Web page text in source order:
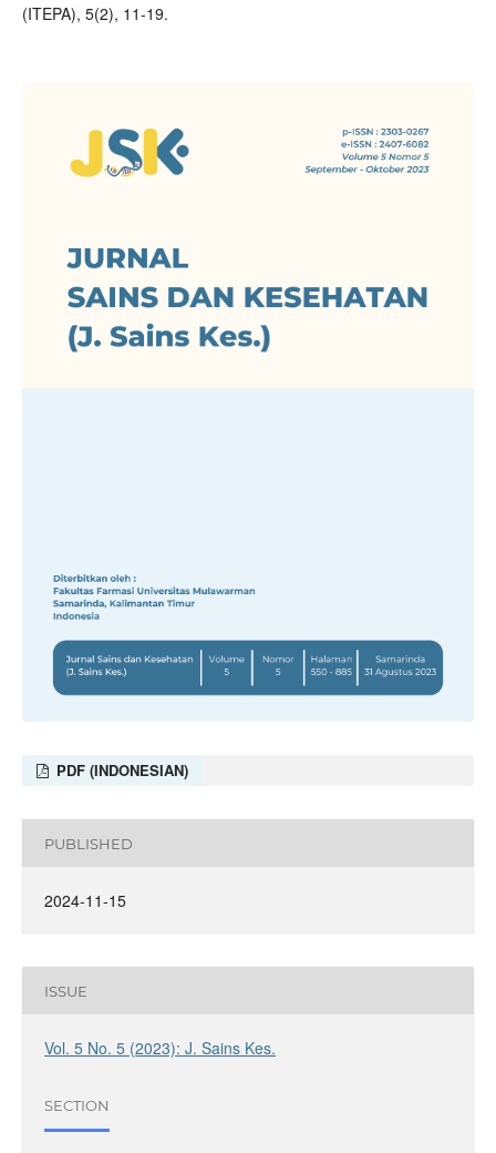
(ITEPA), 5(2), 11-19.
PDF (INDONESIAN)
PUBLISHED
2024-11-15
ISSUE
Vol. 5 No. 5 (2023): J. Sains Kes.
SECTION